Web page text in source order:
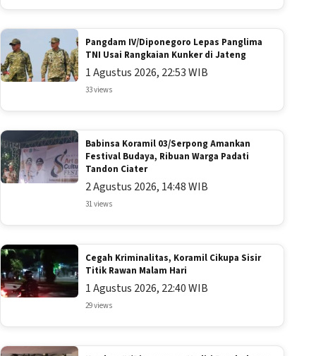
Pangdam IV/Diponegoro Lepas Panglima
TNI Usai Rangkaian Kunker di Jateng
1 Agustus 2026, 22:53 WIB
33 views
Babinsa Koramil 03/Serpong Amankan
Festival Budaya, Ribuan Warga Padati
Tandon Ciater
2 Agustus 2026, 14:48 WIB
31 views
Cegah Kriminalitas, Koramil Cikupa Sisir
Titik Rawan Malam Hari
1 Agustus 2026, 22:40 WIB
29 views